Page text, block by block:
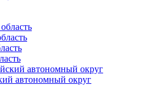
автономный округ
автономный округ